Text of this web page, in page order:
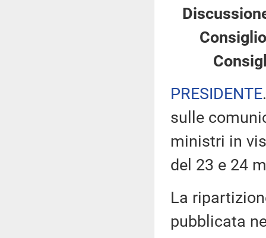
PRESIDENTE
sulle
ministri in
del 23 e 24
La
pubblicata